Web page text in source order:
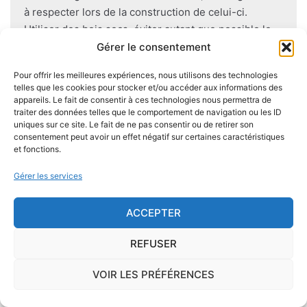
Gérer le consentement
Pour offrir les meilleures expériences, nous utilisons des technologies
telles que les cookies pour stocker et/ou accéder aux informations des
appareils. Le fait de consentir à ces technologies nous permettra de
traiter des données telles que le comportement de navigation ou les ID
uniques sur ce site. Le fait de ne pas consentir ou de retirer son
consentement peut avoir un effet négatif sur certaines caractéristiques
et fonctions.
Gérer les services
ACCEPTER
REFUSER
VOIR LES PRÉFÉRENCES
à respecter lors de la construction de celui-ci.
Utiliser des bois secs, éviter autant que possible le
contact direct entre le bois et le sol, s'assurer de
prévoir des aérations en sous-sol limitent les risques
majeurs d'apparition de champignons lignivores.
Je demande le descriptif des
Le risque Radon